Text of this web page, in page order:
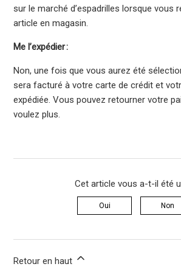
sur le marché d’espadrilles lorsque vous
article en magasin.
Me l’expédier :
Non, une fois que vous aurez été
sera facturé à votre carte de crédit et
expédiée. Vous pouvez retourner votre
voulez plus.
Cet article vous a-t-il été
Oui Non
Retour en haut